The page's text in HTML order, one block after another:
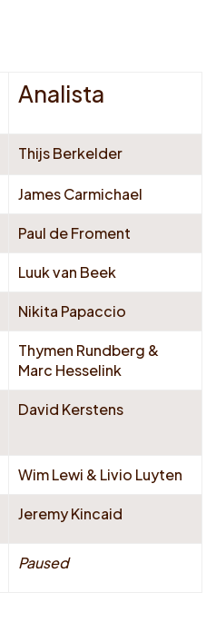
Analista
Thijs Berkelder
James Carmichael
Paul de Froment
Luuk van Beek
Nikita Papaccio
Thymen Rundberg &
Marc Hesselink
David Kerstens
Wim Lewi & Livio Luyten
Jeremy Kincaid
Paused